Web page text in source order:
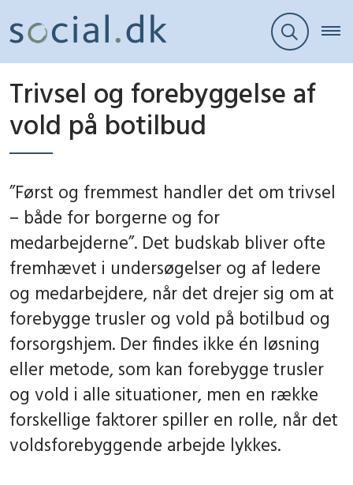
Trivsel og forebyggelse af
vold på botilbud
”Først og fremmest handler det om trivsel
– både for borgerne og for
medarbejderne”. Det budskab bliver ofte
fremhævet i undersøgelser og af ledere
og medarbejdere, når det drejer sig om at
forebygge trusler og vold på botilbud og
forsorgshjem. Der findes ikke én løsning
eller metode, som kan forebygge trusler
og vold i alle situationer, men en række
forskellige faktorer spiller en rolle, når det
voldsforebyggende arbejde lykkes.